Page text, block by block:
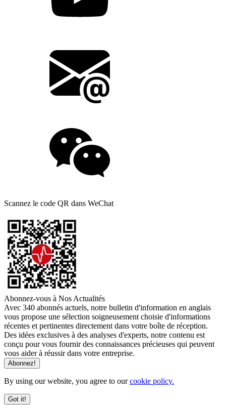
Scannez le code QR dans WeChat
Abonnez-vous à Nos Actualités
Avec 340 abonnés actuels, notre bulletin d'information en anglais
vous propose une sélection soigneusement choisie d'informations
récentes et pertinentes directement dans votre boîte de réception.
Des idées exclusives à des analyses d'experts, notre contenu est
conçu pour vous fournir des connaissances précieuses qui peuvent
vous aider à réussir dans votre entreprise.
By using our website, you agree to ourcookie policy.
Got it!